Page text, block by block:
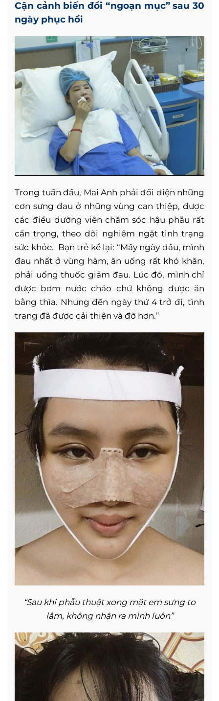
Cận cảnh biến đổi “ngoạn mục” sau 30
ngày phục hồi
Trong tuần đầu, Mai Anh phải đối diện những
cơn sưng đau ở những vùng can thiệp, được
các điều dưỡng viên chăm sóc hậu phẫu rất
cẩn trọng, theo dõi nghiêm ngặt tình trạng
sức khỏe. Bạn trẻ kể lại: “Mấy ngày đầu, mình
đau nhất ở vùng hàm, ăn uống rất khó khăn,
phải uống thuốc giảm đau. Lúc đó, mình chỉ
được bơm nước cháo chứ không được ăn
bằng thìa. Nhưng đến ngày thứ 4 trở đi, tình
trạng đã được cải thiện và đỡ hơn.”
“Sau khi phẫu thuật xong mặt em sưng to
lắm, không nhận ra mình luôn”